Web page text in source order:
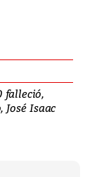
falleció,
Isaac